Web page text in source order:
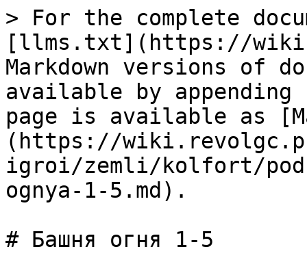
> For the complete
[llms.txt](https://
Markdown versions of
available by
page is available as
(https://
igroi/zemli/kolfort/
ognya-1-5.md).
# Башня огня 1-5